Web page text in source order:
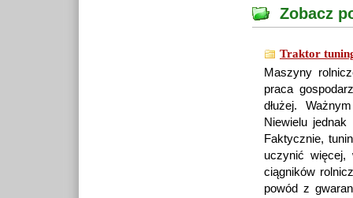
Zobacz
Traktor
Maszyny
praca
dłużej.
Niewielu
Faktycznie,
uczynić
ciągników
powód z